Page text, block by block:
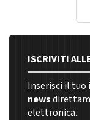
ISCRIVITI
Inserisci il tuo
news
elettronica.